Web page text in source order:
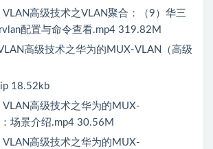
高级技术之VLAN聚合：（9）华三
配置与命令查看.mp4 319.82M
高级技术之华为的MUX-VLAN（高级
18.52kb
高级技术之华为的MUX-
场景介绍.mp4 30.56M
高级技术之华为的MUX-